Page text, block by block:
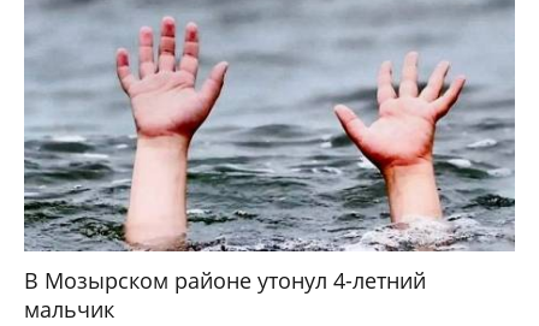
В Мозырском районе утонул 4-летний
мальчик